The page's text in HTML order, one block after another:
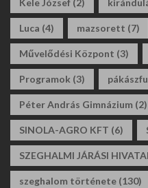
Kele József (2)
Luca (4) mazsorett (7)
Művelődési Központ (3)
Programok (3)
Péter András Gimnázium (2)
SINOLA-AGRO KFT (6)
SZEGHALMI JÁRÁSI
szeghalom története (130)